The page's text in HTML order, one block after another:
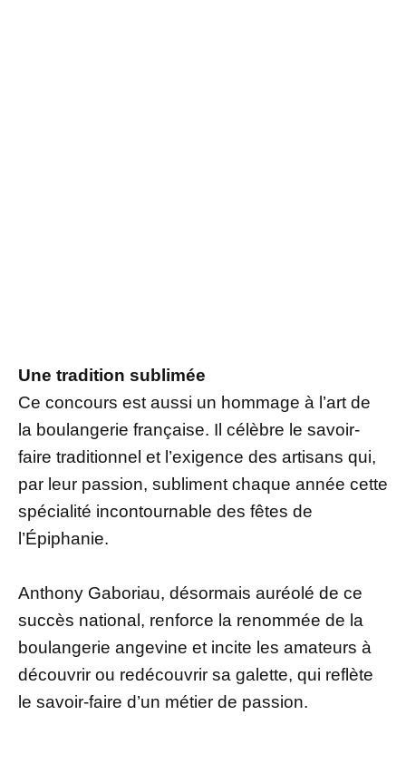
Une tradition sublimée
Ce concours est aussi un hommage à l’art de
la boulangerie française. Il célèbre le savoir-
faire traditionnel et l’exigence des artisans qui,
par leur passion, subliment chaque année cette
spécialité incontournable des fêtes de
l’Épiphanie.
Anthony Gaboriau, désormais auréolé de ce
succès national, renforce la renommée de la
boulangerie angevine et incite les amateurs à
découvrir ou redécouvrir sa galette, qui reflète
le savoir-faire d’un métier de passion.